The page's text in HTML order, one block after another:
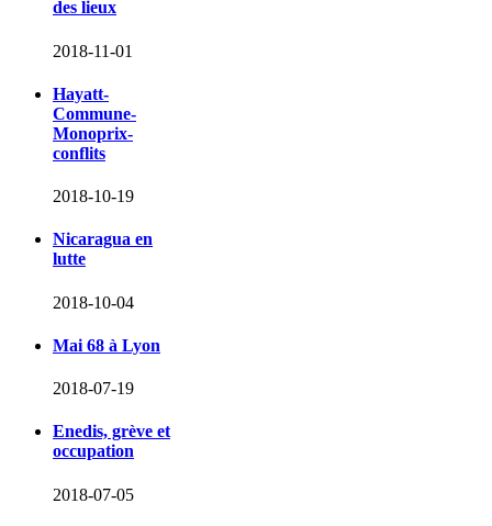
des lieux
2018-11-01
Hayatt-
Commune-
Monoprix-
conflits
2018-10-19
Nicaragua en
lutte
2018-10-04
Mai 68 à Lyon
2018-07-19
Enedis, grève et
occupation
2018-07-05